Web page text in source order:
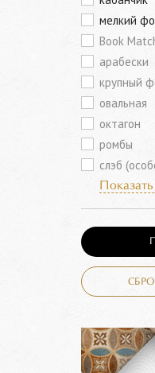
мелкий
Book
арабески
крупный
овальная
октагон
ромбы
слэб